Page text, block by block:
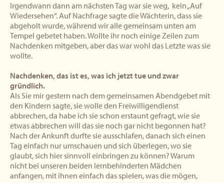
Irgendwann dann am nächsten Tag war sie weg, kein „Auf
Wiedersehen“. Auf Nachfrage sagte die Wächterin, dass sie
abgeholt wurde, während wir alle gemeinsam unten am
Tempel gebetet haben. Wollte ihr noch einige Zeilen zum
Nachdenken mitgeben, aber das war wohl das Letzte was sie
wollte.
Nachdenken, das ist es, was ich jetzt tue und zwar
gründlich.
Als Sie mir gestern nach dem gemeinsamen Abendgebet mit
den Kindern sagte, sie wolle den Freiwilligendienst
abbrechen, da habe ich sie schon erstaunt gefragt, wie sie
etwas abbrechen will das sie noch gar nicht begonnen hat?
Nach der Ankunft durfte sie ausschlafen, danach sich einen
Tag einfach nur umschauen und sich überlegen, wo sie
glaubt, sich hier sinnvoll einbringen zu können? Warum
nicht bei unseren beiden lernbehinderten Mädchen
anfangen, mit ihnen einfach das spielen, was die mögen,